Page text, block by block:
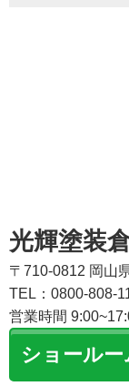
光輝塗装
〒710-0812 岡山
TEL：0800-808-
営業時間
ショール